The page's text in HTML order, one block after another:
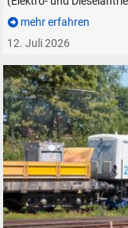
mehr erfahren
12. Juli 2026
SUCHEN